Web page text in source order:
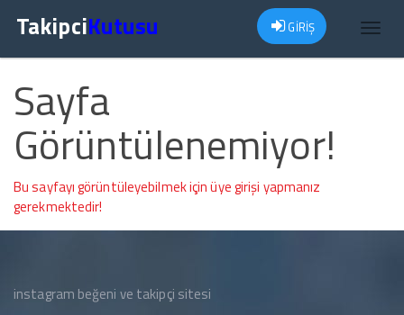
TakipciKutusu GİRİŞ
Sayfa
Görüntülenemiyor!
Bu sayfayı görüntüleyebilmek için üye girişi yapmanız
gerekmektedir!
instagram beğeni ve takipçi sitesi